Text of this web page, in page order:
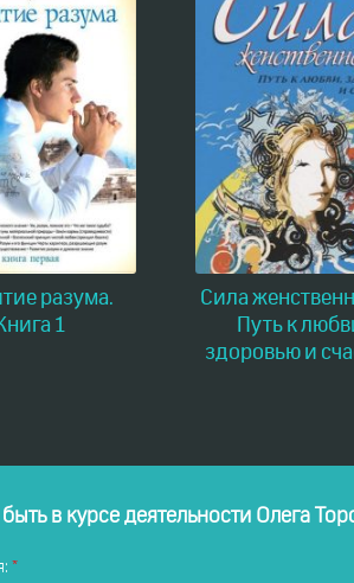
разума.
1
Сила
Путь к
здоровью и
в курсе деятельности Олега